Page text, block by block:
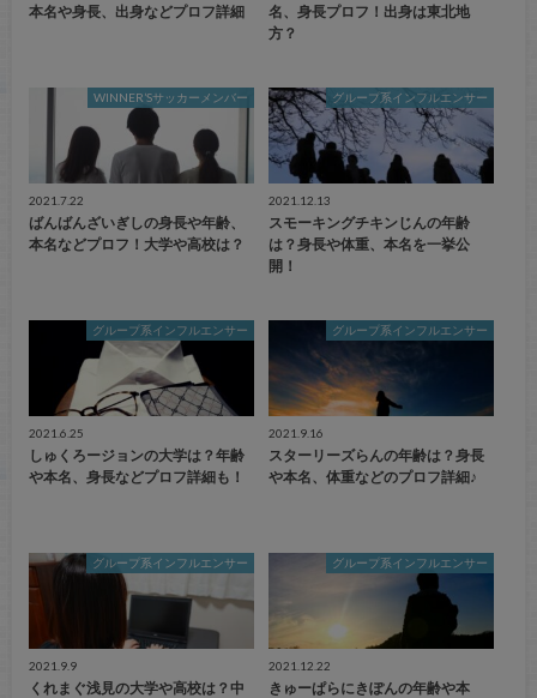
本名や身長、出身などプロフ詳細
名、身長プロフ！出身は東北地
方？
WINNER’Sサッカーメンバー
2021.7.22
ばんばんざいぎしの身長や年齢、
本名などプロフ！大学や高校は？
グループ系インフルエンサー
2021.12.13
スモーキングチキンじんの年齢
は？身長や体重、本名を一挙公
開！
グループ系インフルエンサー
2021.6.25
しゅくろージョンの大学は？年齢
や本名、身長などプロフ詳細も！
グループ系インフルエンサー
2021.9.16
スターリーズらんの年齢は？身長
や本名、体重などのプロフ詳細♪
グループ系インフルエンサー
2021.9.9
くれまぐ浅見の大学や高校は？中
グループ系インフルエンサー
2021.12.22
きゅーぱらにきぽんの年齢や本